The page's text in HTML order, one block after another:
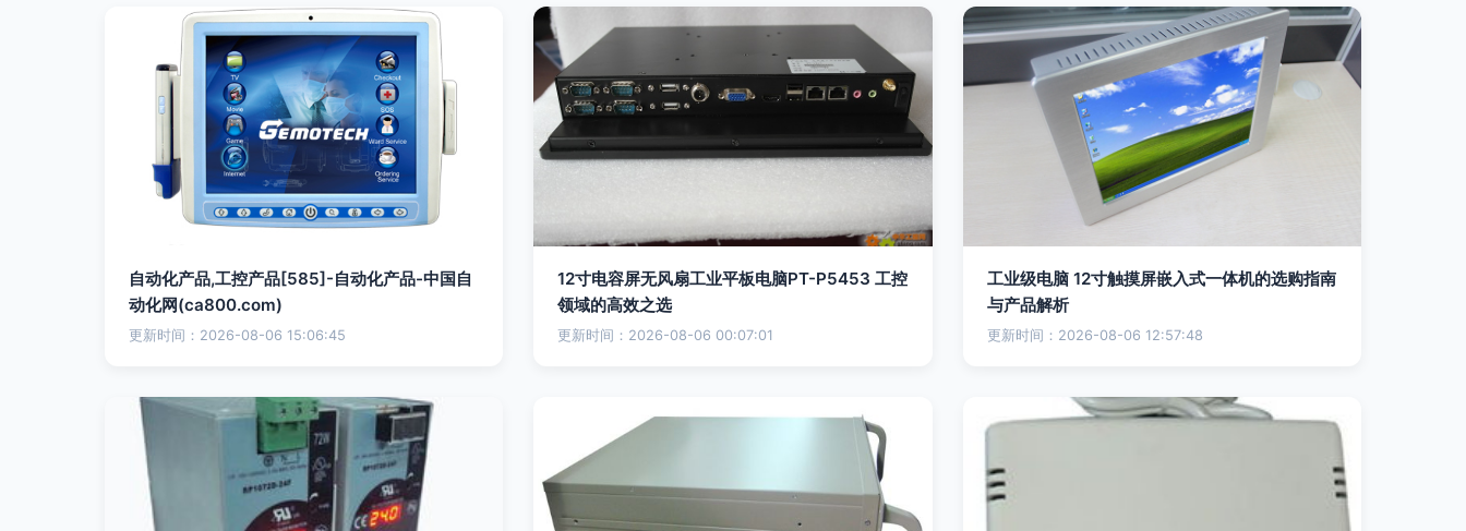
自动化产品,工控产品[585]-自动化产品-中国自
动化网(ca800.com)
更新时间：2026-08-06 15:06:45
12寸电容屏无风扇工业平板电脑PT-P5453 工控
领域的高效之选
更新时间：2026-08-06 00:07:01
工业级电脑 12寸触摸屏嵌入式一体机的选购指南
与产品解析
更新时间：2026-08-06 12:57:48